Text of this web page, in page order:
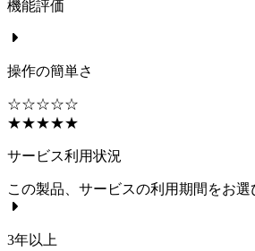
機能評価
操作の簡単さ
☆☆☆☆☆
★★★★★
サービス利用状況
この製品、サービスの利用期間をお選
3年以上